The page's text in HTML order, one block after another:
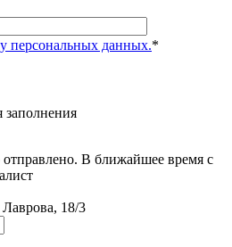
персональных данных.*
заполнения
В ближайшее время с
18/3